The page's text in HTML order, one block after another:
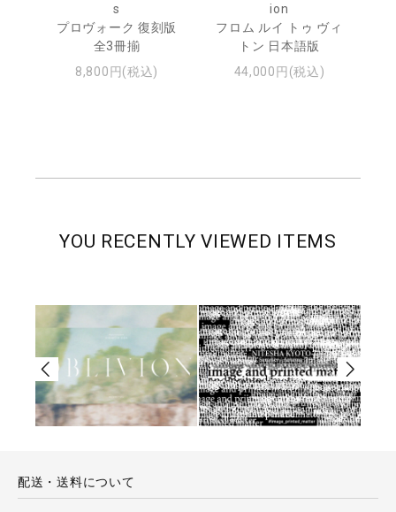
s
プロヴォーク 復刻版
全3冊揃
8,800円(税込)
ion
フロム ルイ トゥ ヴィ
トン 日本語版
44,000円(税込)
YOU RECENTLY VIEWED ITEMS
配送・送料について